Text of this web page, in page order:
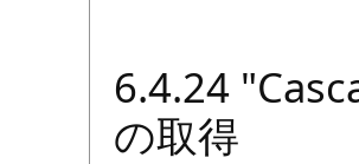
6.4.24
の取得